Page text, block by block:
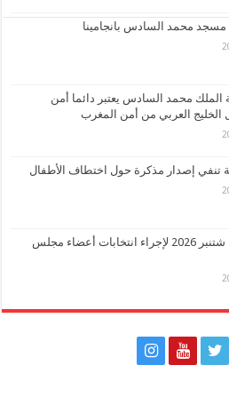
مسجد محمد السادس بانجامينا
الملك محمد السادس يعتبر دائما أمن
الخليج العربي من أمن المغرب
تنفي إصدار مذكرة حول اختطاف الأطفال
تحديد يوم 23 شتنبر 2026 لإجراء انتخابات أعضاء مجلس